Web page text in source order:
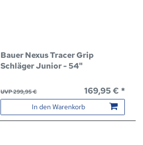
Bauer Nexus Tracer Grip
Schläger Junior - 54"
UVP 299,95 € 169,95 € *
In den Warenkorb